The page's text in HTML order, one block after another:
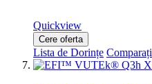
Quickview
Cere oferta
Lista de Dorințe Comparați